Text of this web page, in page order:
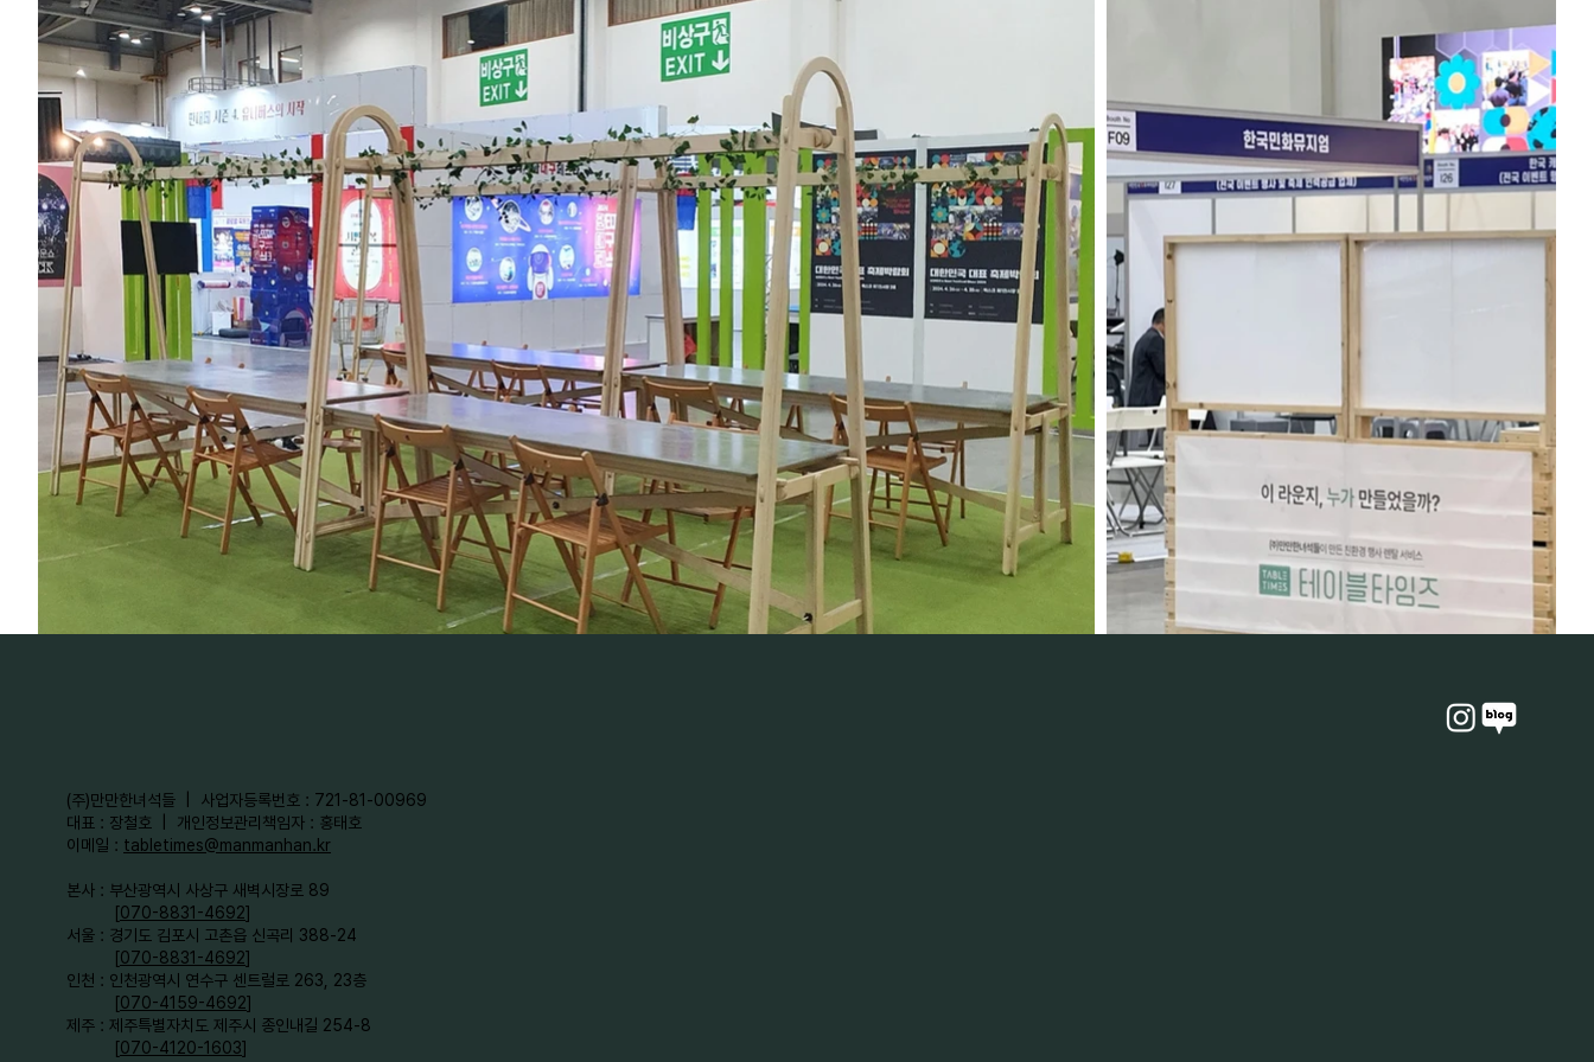
​(주)만만한녀석들 | 사업자등록번호 : 721-81-00969
대표 : 장철호 | 개인정보관리책임자 : 홍태호
이메일 : tabletimes@manmanhan.kr
본사 : 부산광역시 사상구 새벽시장로 89
[070-8831-4692]
서울 : 경기도 김포시 고촌읍 신곡리 388-24
[070-8831-4692]
인천 : 인천광역시 연수구 센트럴로 263, 23층
[070-4159-4692]​
제주 : 제주특별자치도 제주시 종인내길 254-8
[070-4120-1603]